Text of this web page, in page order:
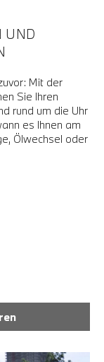
UND
Mit der
Sie Ihren
rund um die Uhr
es Ihnen am
Ölwechsel oder